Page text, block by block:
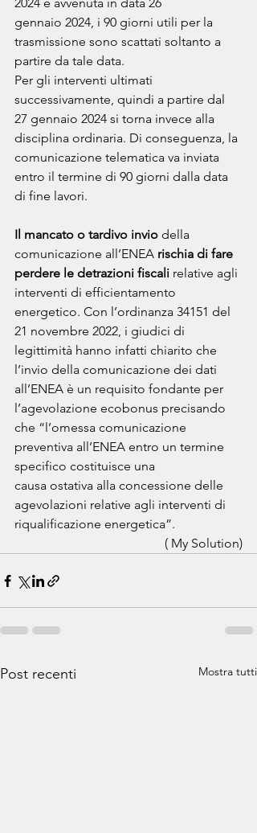
gennaio 2024, i 90 giorni utili per la
trasmissione sono scattati soltanto a
partire da tale data.
Per gli interventi ultimati
successivamente, quindi a partire dal
27 gennaio 2024 si torna invece alla
disciplina ordinaria. Di conseguenza, la
comunicazione telematica va inviata
entro il termine di 90 giorni dalla data
di fine lavori.
Il mancato o tardivo invio della
comunicazione all’ENEA rischia di fare
perdere le detrazioni fiscali relative agli
interventi di efficientamento
energetico. Con l’ordinanza 34151 del
21 novembre 2022, i giudici di
legittimità hanno infatti chiarito che
l’invio della comunicazione dei dati
all’ENEA è un requisito fondante per
l’agevolazione ecobonus precisando
che “l’omessa comunicazione
preventiva all’ENEA entro un termine
specifico costituisce una
causa ostativa alla concessione delle
agevolazioni relative agli interventi di
riqualificazione energetica”.
( My Solution)
Post recenti Mostra tutti